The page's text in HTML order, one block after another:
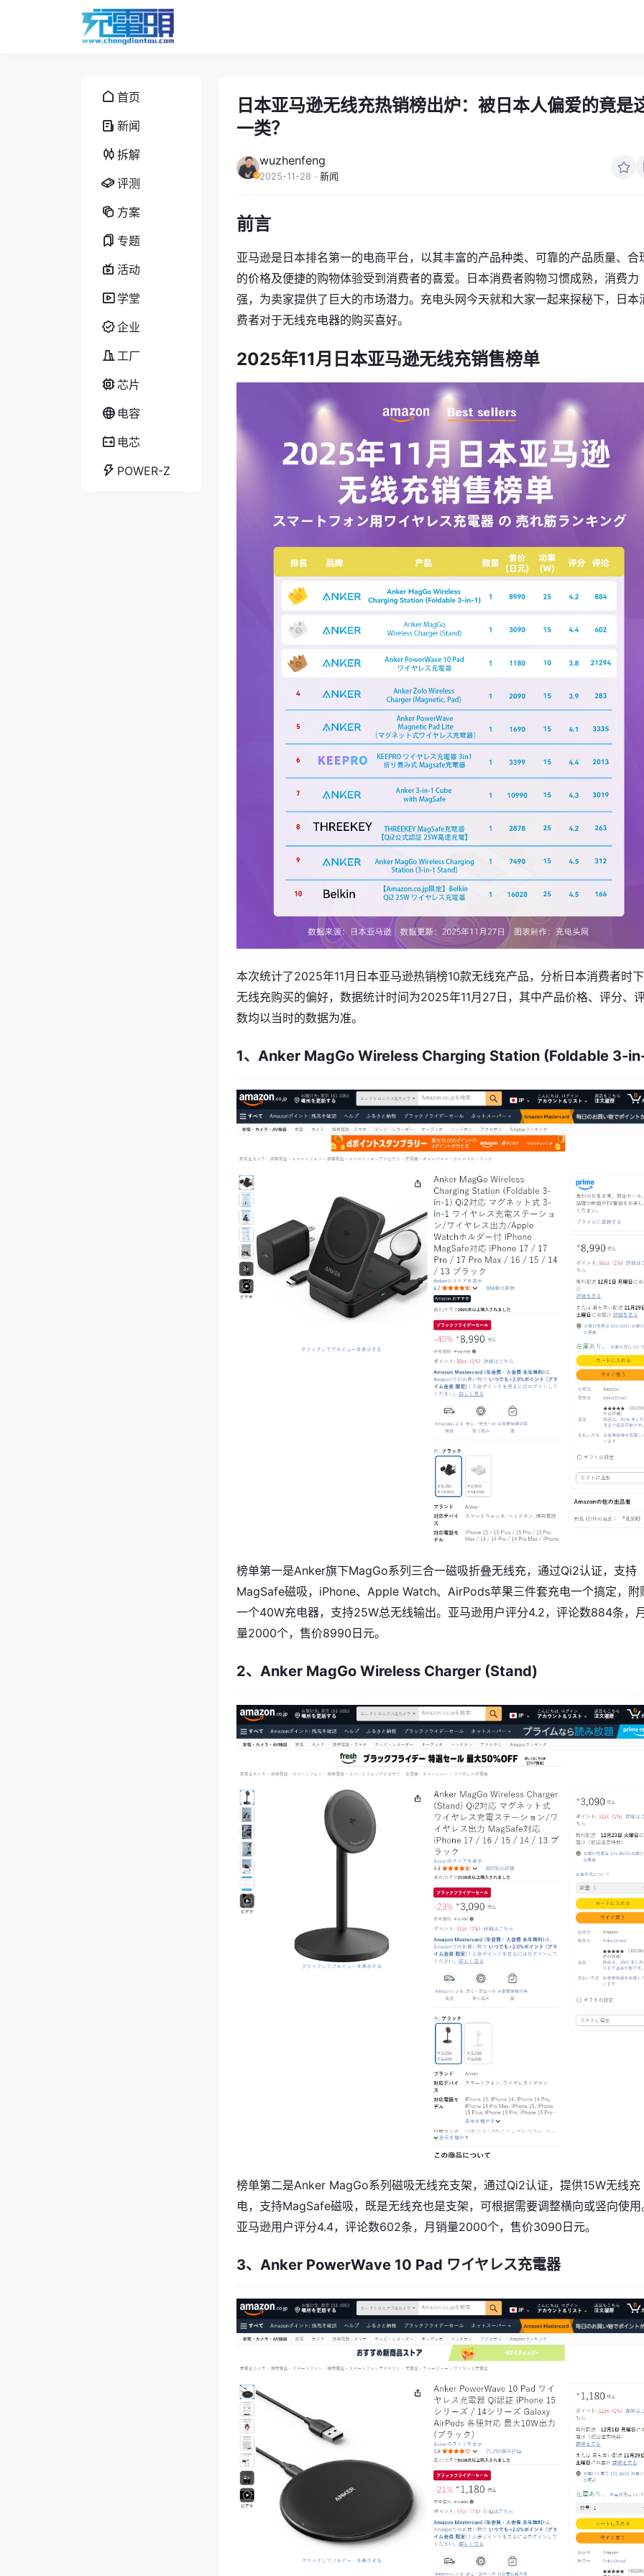
首页
新闻
拆解
评测
方案
专题
活动
学堂
企业
工厂
芯片
电容
电芯
POWER-Z
日本亚马逊无线充热销榜出炉：被日本人偏爱的竟是
一类？
wuzhenfeng
2025-11-28 · 新闻
前言
亚马逊是日本排名第一的电商平台，以其丰富的产品种类、可靠的产品质量、合
的价格及便捷的购物体验受到消费者的喜爱。日本消费者购物习惯成熟，消费力
强，为卖家提供了巨大的市场潜力。充电头网今天就和大家一起来探秘下，日本
费者对于无线充电器的购买喜好。
2025年11月日本亚马逊无线充销售榜单
本次统计了2025年11月日本亚马逊热销榜10款无线充产品，分析日本消费者时
无线充购买的偏好，数据统计时间为2025年11月27日，其中产品价格、评分、
数均以当时的数据为准。
1、Anker MagGo Wireless Charging Station (Foldable 3-
榜单第一是Anker旗下MagGo系列三合一磁吸折叠无线充，通过Qi2认证，支持
MagSafe磁吸，iPhone、Apple Watch、AirPods苹果三件套充电一个搞定，附
一个40W充电器，支持25W总无线输出。亚马逊用户评分4.2，评论数884条，
量2000个，售价8990日元。
2、Anker MagGo Wireless Charger (Stand)
榜单第二是Anker MagGo系列磁吸无线充支架，通过Qi2认证，提供15W无线充
电，支持MagSafe磁吸，既是无线充也是支架，可根据需要调整横向或竖向使用
亚马逊用户评分4.4，评论数602条，月销量2000个，售价3090日元。
3、Anker PowerWave 10 Pad ワイヤレス充電器